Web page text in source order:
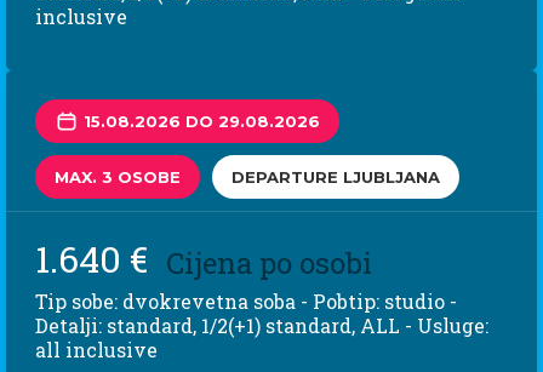
inclusive
15.08.2026 DO 29.08.2026
MAX. 3 OSOBE DEPARTURE LJUBLJANA
1.640 € Cijena po osobi
Tip sobe: dvokrevetna soba - Pobtip: studio -
Detalji: standard, 1/2(+1) standard, ALL - Usluge:
all inclusive